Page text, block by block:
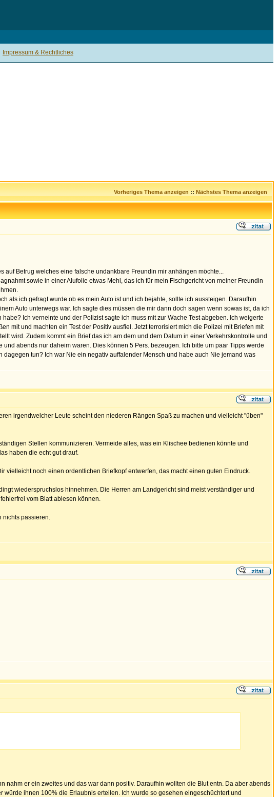
Vorheriges Thema anzeigen :: Nächstes Thema anzeigen
Betrug welches eine falsche undankbare Freundin mir anhängen möchte...
sowie in einer Alufolie etwas Mehl, das ich für mein Fischgericht von meiner Freundin
als ich gefragt wurde ob es mein Auto ist und ich bejahte, sollte ich aussteigen. Daraufhin
Auto unterwegs war. Ich sagte dies müssen die mir dann doch sagen wenn sowas ist, da ich
Ich verneinte und der Polizist sagte ich muss mit zur Wache Test abgeben. Ich weigerte
mit und machten ein Test der Positiv ausfiel. Jetzt terrorisiert mich die Polizei mit Briefen mit
wird. Zudem kommt ein Brief das ich am dem und dem Datum in einer Verkehrskontrolle und
abends nur daheim waren. Dies können 5 Pers. bezeugen. Ich bitte um paar Tipps werde
tun? Ich war Nie ein negativ auffalender Mensch und habe auch Nie jemand was
irgendwelcher Leute scheint den niederen Rängen Spaß zu machen und vielleicht "üben"
Stellen kommunizieren. Vermeide alles, was ein Klischee bedienen könnte und
haben die echt gut drauf.
vielleicht noch einen ordentlichen Briefkopf entwerfen, das macht einen guten Eindruck.
wiederspruchslos hinnehmen. Die Herren am Landgericht sind meist verständiger und
vom Blatt ablesen können.
nichts passieren.
nahm er ein zweites und das war dann positiv. Daraufhin wollten die Blut entn. Da aber abends
ihnen 100% die Erlaubnis erteilen. Ich wurde so gesehen eingeschüchtert und
Impressum & Rechtliches